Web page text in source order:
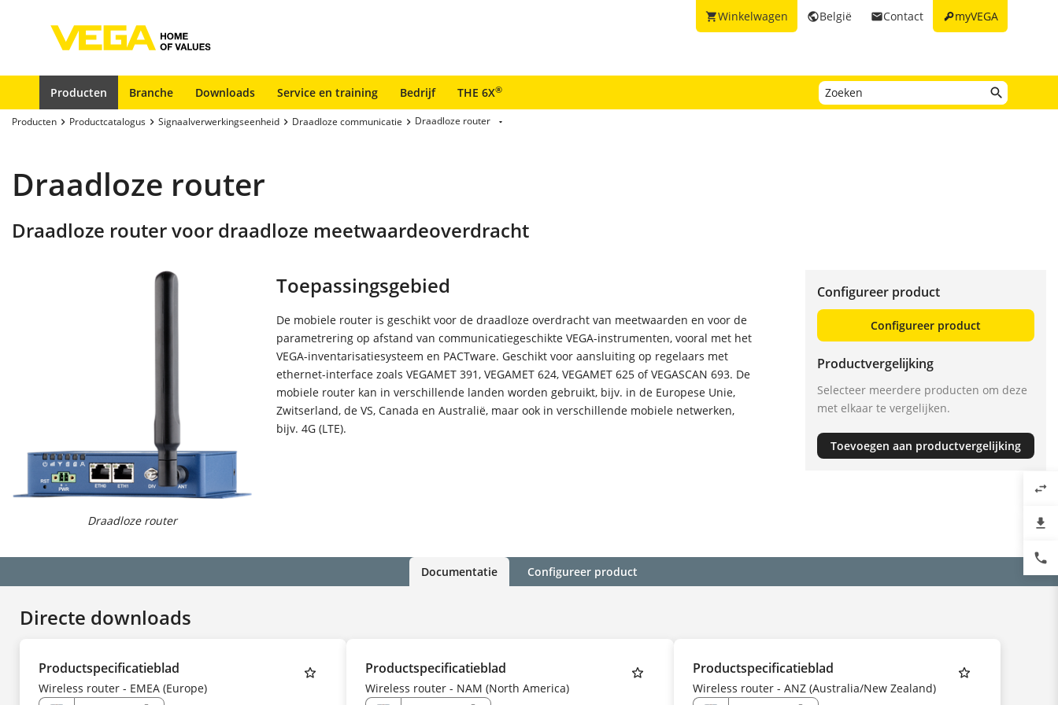
keymyVEGA
emailContact
publicBelgië
shopping_cartWinkelwagen
Producten Branche Downloads Service en training Bedrijf THE 6X®
Producten Productcatalogus Signaalverwerkingseenheid Draadloze communicatie Draadloze router
Draadloze router
Draadloze router voor draadloze meetwaardeoverdracht
Draadloze router
Toepassingsgebied
De mobiele router is geschikt voor de draadloze overdracht van meetwaarden en voor de
parametrering op afstand van communicatiegeschikte VEGA-instrumenten, vooral met het
VEGA-inventarisatiesysteem en PACTware. Geschikt voor aansluiting op regelaars met
ethernet-interface zoals VEGAMET 391, VEGAMET 624, VEGAMET 625 of VEGASCAN 693. De
mobiele router kan in verschillende landen worden gebruikt, bijv. in de Europese Unie,
Zwitserland, de VS, Canada en Australië, maar ook in verschillende mobiele netwerken,
bijv. 4G (LTE).
Configureer product
Configureer product
Productvergelijking
Selecteer meerdere producten om deze
met elkaar te vergelijken.
Toevoegen aan productvergelijking
Documentatie Configureer product
Directe downloads
Productspecificatieblad
Wireless router - EMEA (Europe)
Productspecificatieblad
Wireless router - NAM (North America)
Productspecificatieblad
Wireless router - ANZ (Australia/New Zealand)
swap_horiz
file_download
phone